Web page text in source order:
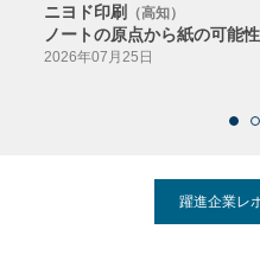
ニヨド印刷 （高知）
ノートの原点から紙の可能
2026年07月25日
躍進企業レ